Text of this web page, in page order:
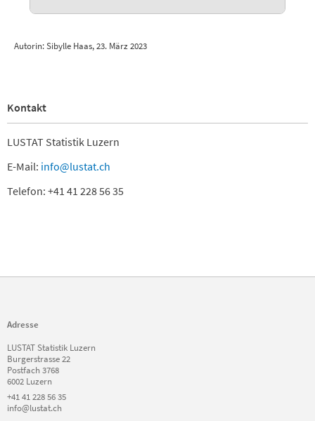
Autorin: Sibylle Haas, 23. März 2023
Kontakt
LUSTAT Statistik Luzern
E-Mail: info@lustat.ch
Telefon: +41 41 228 56 35
Adresse
LUSTAT Statistik Luzern
Burgerstrasse 22
Postfach 3768
6002 Luzern
+41 41 228 56 35
info@lustat.ch